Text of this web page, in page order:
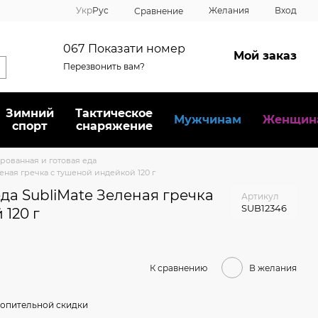
УкрРус Сравнение Желания Вход
067 Показати номер
Перезвонить вам?
Мой заказ
Зимний
спорт
Тактическое
снаряжение
Мужчинам
и готовая еда
гречка с тушеной индейкой 120 г
SubliMate Зеленая гречка
г
Артикул
SUB12346
К сравнению В желания
скидки